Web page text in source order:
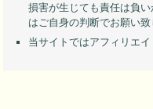
損害が生じても責任は負
はご自身の判断でお願い致
当サイトではアフィリエ